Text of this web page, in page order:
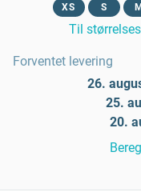
XS S M
Til
Forventet levering
26.
25.
20.